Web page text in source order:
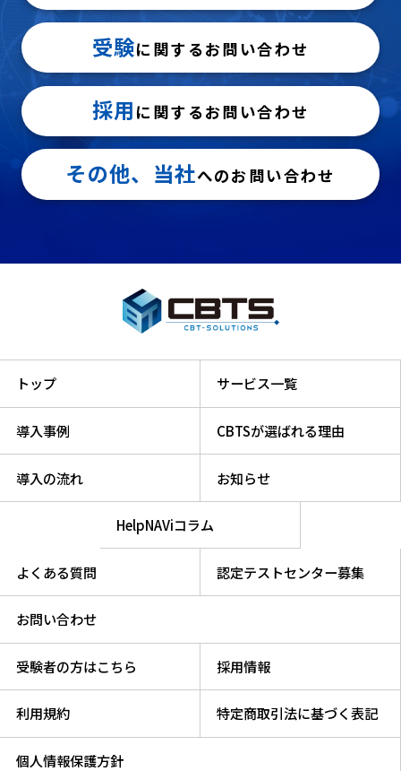
受験に関するお問い合わせ
採用 に関するお問い合わせ
その他、当社へのお問い合わせ
トップ サービス一覧
導入事例 CBTSが選ばれる理由
導入の流れ お知らせ
HelpNAViコラム
よくある質問 認定テストセンター募集
お問い合わせ
受験者の方はこちら 採用情報
利用規約 特定商取引法に基づく表記
個人情報保護方針